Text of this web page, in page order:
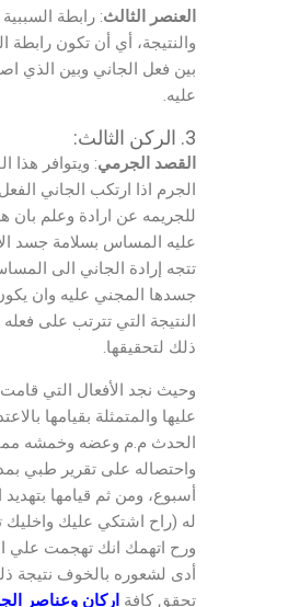
العنصر الثالث: رابطة
والنتيجة، أي أن تكون رابطة
بين فعل الجاني وبين الذي
عليه.
3. الركن الثالث:
القصد الجرمي: ويتوافر هذا
الجرم اذا ارتكب الجاني
للجريمه عن ارادة وعلم بان
عليه المساس بسلامة جسد
تتجه إرادة الجاني الى
جسدها المجني عليه وان
النتيجة التي تترتب على فعله
ذلك لتحقيقها.
وحيث نجد الأفعال التي
عليها والمتمثلة بقيامها
الحدث م.م وعضه وخمشه مما
واحتصاله على تقرير طبي
أسبوع، ومن ثم قيامها
له (راح اشتكي عليك واخليك
ورح اتهمك انك تهجمت علي
أدى لشعوره بالخوف نتيجة
تحقق كافة اركان وعناصر